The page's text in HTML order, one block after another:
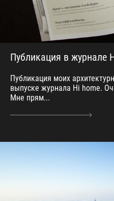
Публикация в журнале
Публикация моих
выпуске журнала Hi home.
Мне прям...